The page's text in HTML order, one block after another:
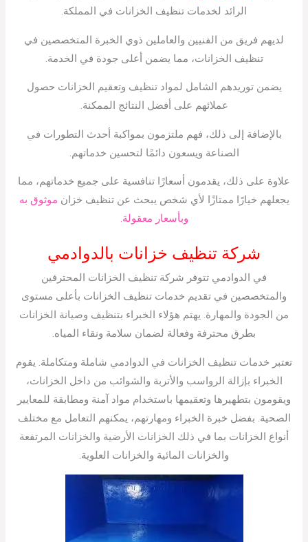
الرائد لخدمات تنظيف الخزانات في المملكة.
لديهم فريق من الفنيين والعاملين ذوي الخبرة المتخصصين في
تنظيف الخزانات، مما يضمن أعلى جودة في الخدمة.
يضمن توريدهم الشامل لمواد تنظيف وتعقيم الخزانات حصول
عملائهم على أفضل النتائج الممكنة.
بالإضافة إلى ذلك، فهم ملتزمون بمواكبة أحدث التطورات في
الصناعة ويسعون دائمًا لتحسين خدماتهم.
علاوة على ذلك، يقدمون أسعارًا تنافسية على جميع خدماتهم، مما
يجعلهم خيارًا ممتازًا لأي شخص يبحث عن تنظيف خزان موثوق به
وبأسعار معقولة.
شركة تنظيف خزانات بالدوادمي
في الدوادمي تتوفر شركة تنظيف الخزانات المحترفين
والمتخصصين في تقديم خدمات تنظيف الخزانات بأعلى مستوى
من الجودة والمهارة. يهتم هؤلاء الخبراء بتنظيف وصيانة الخزانات
بطرق محترفة وفعالة لضمان سلامة ونقاء المياه.
تعتبر خدمات تنظيف الخزانات في الدوادمي شاملة ومتكاملة. يقوم
الخبراء بإزالة الرواسب والأتربة والشوائب من داخل الخزانات،
ويقومون بتطهيرها وتعقيمها باستخدام مواد آمنة ومطابقة للمعايير
الصحية. بفضل خبرة الخبراء ومهارتهم، يمكنهم التعامل مع مختلف
أنواع الخزانات بما في ذلك الخزانات الأرضية والخزانات المرتفعة
والخزانات المائية والخزانات العلوية.